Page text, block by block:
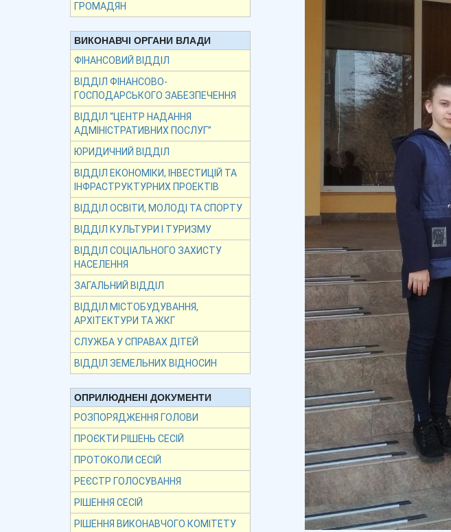
ГРОМАДЯН
ВИКОНАВЧІ ОРГАНИ ВЛАДИ
ФІНАНСОВИЙ ВІДДІЛ
ВІДДІЛ ФІНАНСОВО-
ГОСПОДАРСЬКОГО ЗАБЕЗПЕЧЕННЯ
ВІДДІЛ “ЦЕНТР НАДАННЯ
АДМІНІСТРАТИВНИХ ПОСЛУГ”
ЮРИДИЧНИЙ ВІДДІЛ
ВІДДІЛ ЕКОНОМІКИ, ІНВЕСТИЦІЙ ТА
ІНФРАСТРУКТУРНИХ ПРОЕКТІВ
ВІДДІЛ ОСВІТИ, МОЛОДІ ТА СПОРТУ
ВІДДІЛ КУЛЬТУРИ І ТУРИЗМУ
ВІДДІЛ СОЦІАЛЬНОГО ЗАХИСТУ
НАСЕЛЕННЯ
ЗАГАЛЬНИЙ ВІДДІЛ
ВІДДІЛ МІСТОБУДУВАННЯ,
АРХІТЕКТУРИ ТА ЖКГ
СЛУЖБА У СПРАВАХ ДІТЕЙ
ВІДДІЛ ЗЕМЕЛЬНИХ ВІДНОСИН
ОПРИЛЮДНЕНІ ДОКУМЕНТИ
РОЗПОРЯДЖЕННЯ ГОЛОВИ
ПРОЄКТИ РІШЕНЬ СЕСІЙ
ПРОТОКОЛИ СЕСІЙ
РЕЄСТР ГОЛОСУВАННЯ
РІШЕННЯ СЕСІЙ
РІШЕННЯ ВИКОНАВЧОГО КОМІТЕТУ